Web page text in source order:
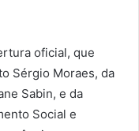
oficial, que
Sérgio Moraes, da
Sabin, e da
Social e